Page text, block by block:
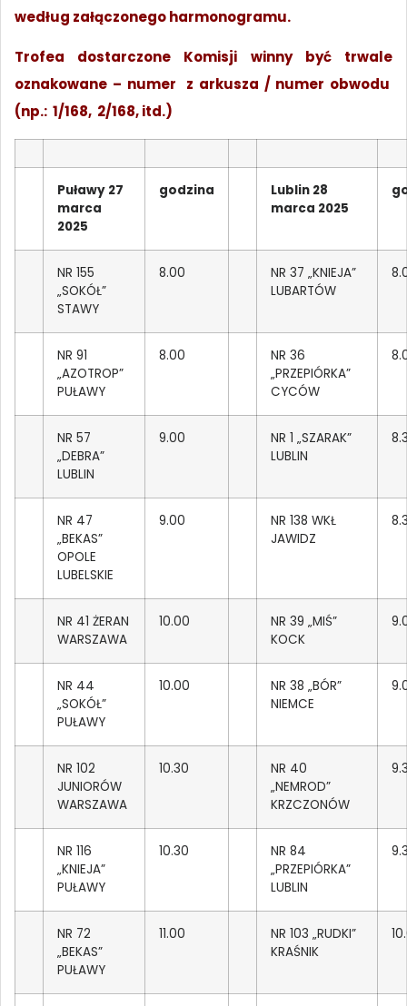
według załączonego harmonogramu.
Trofea dostarczone Komisji winny być trwale
oznakowane – numer z arkusza / numer obwodu
(np.: 1/168, 2/168, itd.)
Puławy 27
marca
2025
godzina
Lublin 28
marca 2025
NR 155
„SOKÓŁ”
STAWY
8.00
NR 37 „KNIEJA”
LUBARTÓW
NR 91
„AZOTROP”
PUŁAWY
8.00
NR 36
„PRZEPIÓRKA”
CYCÓW
NR 57
„DEBRA”
LUBLIN
9.00
NR 1 „SZARAK”
LUBLIN
NR 47
„BEKAS”
OPOLE
LUBELSKIE
9.00
NR 138 WKŁ
JAWIDZ
NR 41 ŻERAN
WARSZAWA
10.00
NR 39 „MIŚ”
KOCK
NR 44
„SOKÓŁ”
PUŁAWY
10.00
NR 38 „BÓR”
NIEMCE
NR 102
JUNIORÓW
WARSZAWA
10.30
NR 40
„NEMROD”
KRZCZONÓW
NR 116
„KNIEJA”
PUŁAWY
10.30
NR 84
„PRZEPIÓRKA”
LUBLIN
NR 72
„BEKAS”
PUŁAWY
11.00
NR 103 „RUDKI”
KRAŚNIK